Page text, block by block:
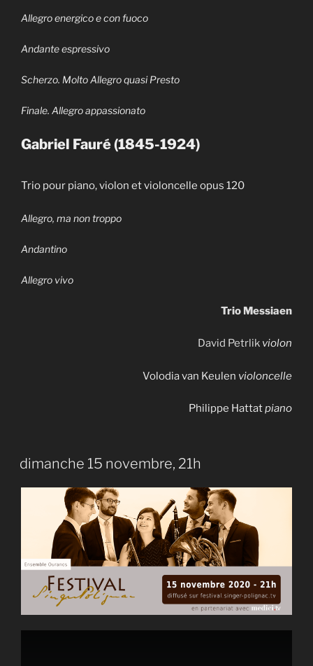
Allegro energico e con fuoco
Andante espressivo
Scherzo. Molto Allegro quasi Presto
Finale. Allegro appassionato
Gabriel Fauré (1845-1924)
Trio pour piano, violon et violoncelle opus 120
Allegro, ma non troppo
Andantino
Allegro vivo
Trio Messiaen
David Petrlik violon
Volodia van Keulen violoncelle
Philippe Hattatpiano
dimanche 15 novembre, 21h